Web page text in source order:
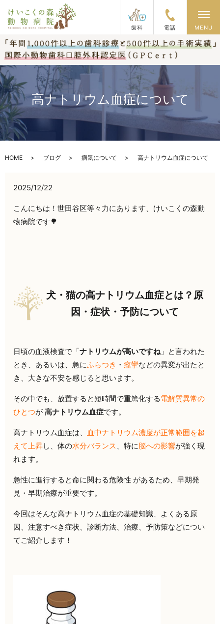
歯科 電話
メ
MENU
高ナトリウム血症について
HOME ブログ 病気について 高ナトリウム血症について
2025/12/22
こんにちは！世田谷区等々力にあります、けいこくの森動
物病院です🌳
犬・猫の高ナトリウム血症とは？原
因・症状・予防について
日頃の血液検査で「ナトリウムが高いですね」と言われた
とき、あるいは、急にふらつき ・痙攣などの異変が出たと
き、大きな不安を感じると思います。
その中でも、放置すると短時間で重篤化する電解質異常の
ひとつが高ナトリウム血症です。
高ナトリウム血症は、 血中ナトリウム濃度が正常範囲を超
えて上昇し、体の水分バランス 、特に脳への影響が強く現
れます。
急性に進行すると命に関わる危険性 があるため、早期発
見・早期治療が重要です。
今回はそんな高ナトリウム血症の基礎知識、よくある原
因、注意すべき症状、診断方法、治療、予防策などについ
てご紹介します！